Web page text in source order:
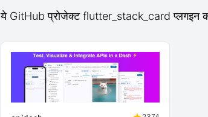
ये GitHub प्रोजेक्ट flutter_stack_card प्लगइन